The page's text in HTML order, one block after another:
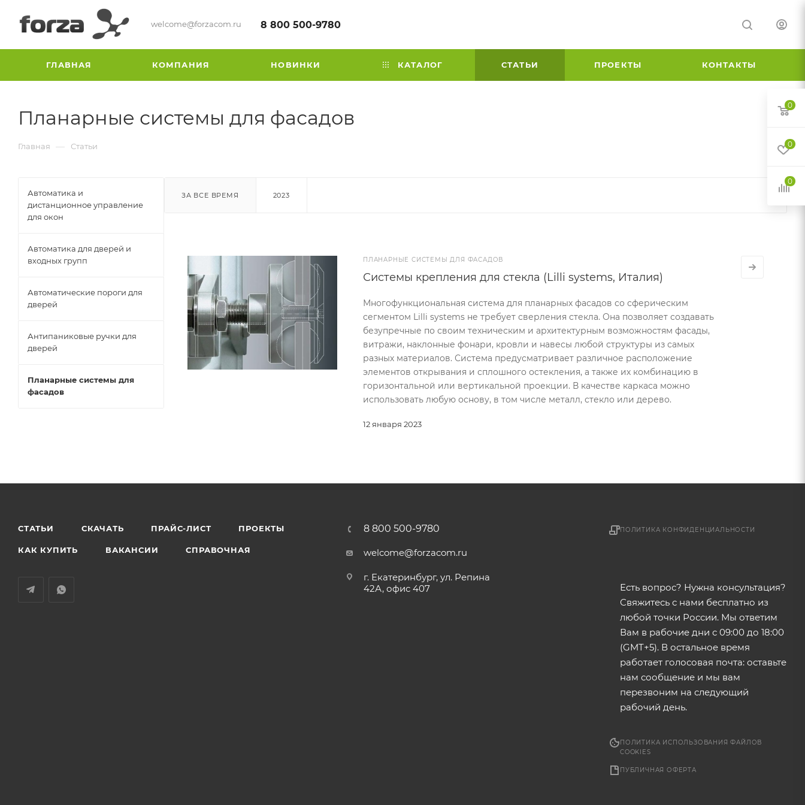
welcome@forzacom.ru 8 800 500-9780
ГЛАВНАЯ КОМПАНИЯ НОВИНКИ КАТАЛОГ СТАТЬИ ПРОЕКТЫ КОНТАКТЫ
Планарные системы для фасадов
Главная — Статьи
ЗА ВСЕ ВРЕМЯ 2023
ПЛАНАРНЫЕ СИСТЕМЫ ДЛЯ ФАСАДОВ
12 января 2023
Системы крепления для стекла (Lilli systems, Италия)
Многофункциональная система для планарных фасадов со сферическим
сегментом Lilli systems не требует сверления стекла. Она позволяет создавать
безупречные по своим техническим и архитектурным возможностям фасады,
витражи, наклонные фонари, кровли и навесы любой структуры из самых
разных материалов. Система предусматривает различное расположение
элементов открывания и сплошного остекления, а также их комбинацию в
горизонтальной или вертикальной проекции. В качестве каркаса можно
использовать любую основу, в том числе металл, стекло или дерево.
Автоматика и
дистанционное управление
для окон
Автоматика для дверей и
входных групп
Автоматические пороги для
дверей
Антипаниковые ручки для
дверей
Планарные системы для
фасадов
СТАТЬИ СКАЧАТЬ ПРАЙС-ЛИСТ ПРОЕКТЫ
КАК КУПИТЬ ВАКАНСИИ СПРАВОЧНАЯ
8 800 500-9780
welcome@forzacom.ru
г. Екатеринбург, ул. Репина
42А, офис 407
ПОЛИТИКА КОНФИДЕНЦИАЛЬНОСТИ
Есть вопрос? Нужна консультация?
Свяжитесь с нами бесплатно из
любой точки России. Мы ответим
Вам в рабочие дни с 09:00 до 18:00
(GMT+5). В остальное время
работает голосовая почта: оставьте
нам сообщение и мы вам
перезвоним на следующий
рабочий день.
ПОЛИТИКА ИСПОЛЬЗОВАНИЯ ФАЙЛОВ
COOKIES
ПУБЛИЧНАЯ ОФЕРТА
0
0
0